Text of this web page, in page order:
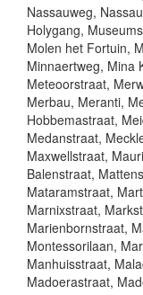
Nassauweg,
Holygang,
Molen het Fortuin,
Minnaertweg, Mina
Meteoorstraat,
Merbau, Meranti,
Hobbemastraat,
Medanstraat,
Maxwellstraat,
Balenstraat,
Mataramstraat,
Marnixstraat,
Marienbornstraat,
Montessorilaan,
Manhuisstraat,
Madoerastraat,